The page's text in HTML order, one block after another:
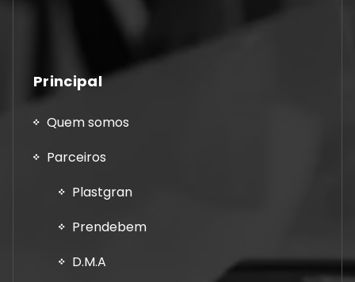
Principal
Quem somos
Parceiros
Plastgran
Prendebem
D.M.A